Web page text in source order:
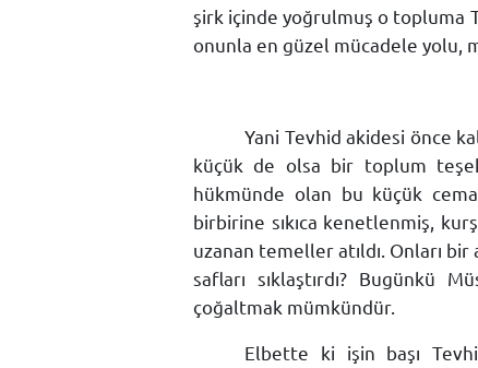
şirk içinde yoğrulmuş o topluma
onunla en güzel mücadele yolu,
Yani Tevhid akidesi önce
küçük de olsa bir toplum
hükmünde olan bu küçük
birbirine sıkıca kenetlenmiş,
uzanan temeller atıldı. Onları
safları sıklaştırdı? Bugünkü
çoğaltmak mümkündür.
Elbette ki işin başı